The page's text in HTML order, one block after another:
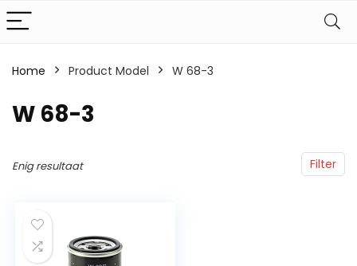
Home Product Model ‎W 68-3
‎W 68-3
Filter
Enig resultaat